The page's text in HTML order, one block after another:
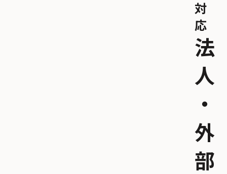
対
応
法
人
・
外
部